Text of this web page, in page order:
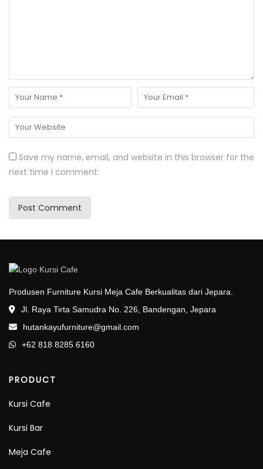
Save my name, email, and website in this browser for the
next time I comment.
Produsen Furniture Kursi Meja Cafe Berkualitas dari Jepara.
Jl. Raya Tirta Samudra No. 226, Bandengan, Jepara
hutankayufurniture@gmail.com
+62 818 8285 6160
PRODUCT
Kursi Cafe
Kursi Bar
Meja Cafe